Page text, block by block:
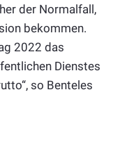
der Normalfall,
bekommen.
2022 das
Dienstes
so Benteles